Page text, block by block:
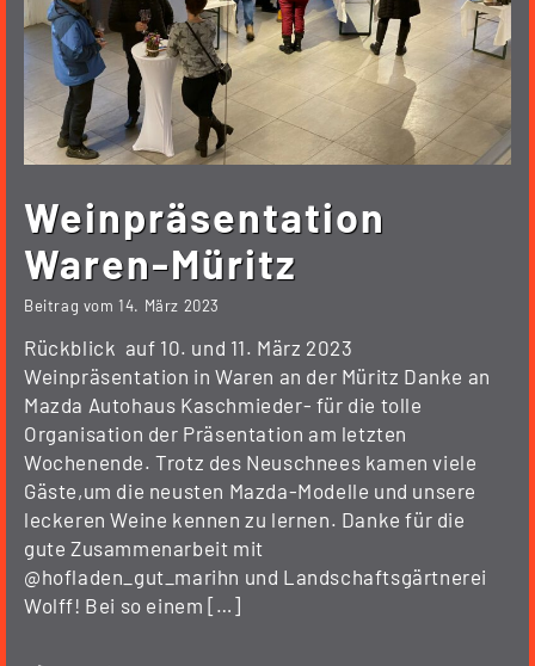
Weinpräsentation
Waren-Müritz
Beitrag vom14. März 2023
Rückblick auf 10. und 11. März 2023
Weinpräsentation in Waren an der Müritz Danke an
Mazda Autohaus Kaschmieder- für die tolle
Organisation der Präsentation am letzten
Wochenende. Trotz des Neuschnees kamen viele
Gäste,um die neusten Mazda-Modelle und unsere
leckeren Weine kennen zu lernen. Danke für die
gute Zusammenarbeit mit
@hofladen_gut_marihn und Landschaftsgärtnerei
Wolff! Bei so einem […]